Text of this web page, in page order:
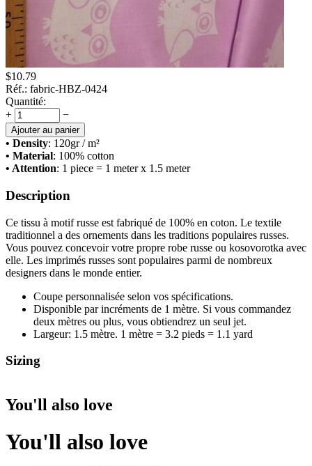
$10.79
Réf.: fabric-HBZ-0424
Quantité:
+
−
Ajouter au panier
• Density: 120gr / m²
• Material: 100% cotton
• Attention: 1 piece = 1 meter x 1.5 meter
Description
Ce tissu à motif russe est fabriqué de 100% en coton. Le textile
traditionnel a des ornements dans les traditions populaires russes.
Vous pouvez concevoir votre propre robe russe ou kosovorotka avec
elle. Les imprimés russes sont populaires parmi de nombreux
designers dans le monde entier.
Coupe personnalisée selon vos spécifications.
Disponible par incréments de 1 mètre. Si vous commandez
deux mètres ou plus, vous obtiendrez un seul jet.
Largeur: 1.5 mètre. 1 mètre = 3.2 pieds = 1.1 yard
Sizing
You'll also love
You'll also love